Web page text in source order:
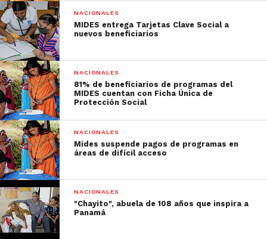
NACIONALES
MIDES entrega Tarjetas Clave Social a
nuevos beneficiarios
NACIONALES
81% de beneficiarios de programas del
MIDES cuentan con Ficha Única de
Protección Social
NACIONALES
Mides suspende pagos de programas en
áreas de difícil acceso
NACIONALES
"Chayito", abuela de 108 años que inspira a
Panamá